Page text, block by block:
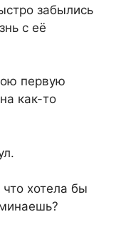
забылись
с её
первую
как-то
хотела бы